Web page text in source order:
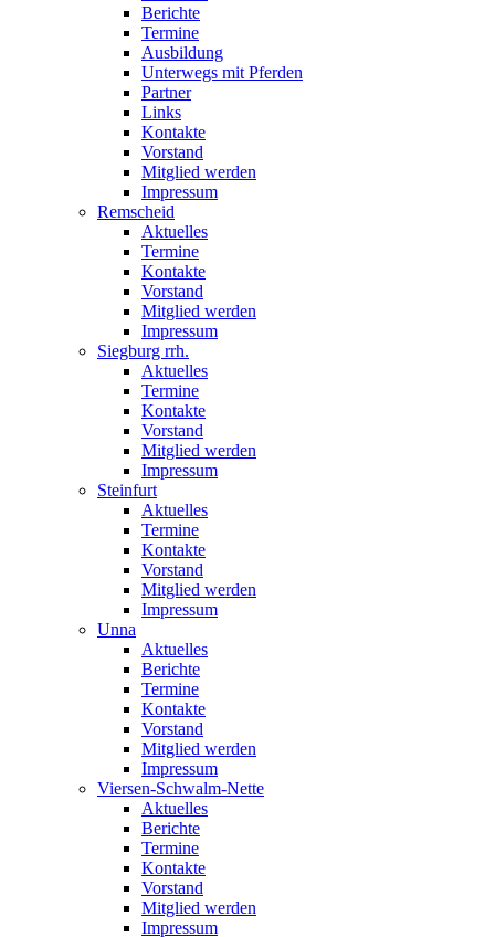
Berichte
Termine
Ausbildung
Unterwegs mit Pferden
Partner
Links
Kontakte
Vorstand
Mitglied werden
Impressum
Remscheid
Aktuelles
Termine
Kontakte
Vorstand
Mitglied werden
Impressum
Siegburg rrh.
Aktuelles
Termine
Kontakte
Vorstand
Mitglied werden
Impressum
Steinfurt
Aktuelles
Termine
Kontakte
Vorstand
Mitglied werden
Impressum
Unna
Aktuelles
Berichte
Termine
Kontakte
Vorstand
Mitglied werden
Impressum
Viersen-Schwalm-Nette
Aktuelles
Berichte
Termine
Kontakte
Vorstand
Mitglied werden
Impressum